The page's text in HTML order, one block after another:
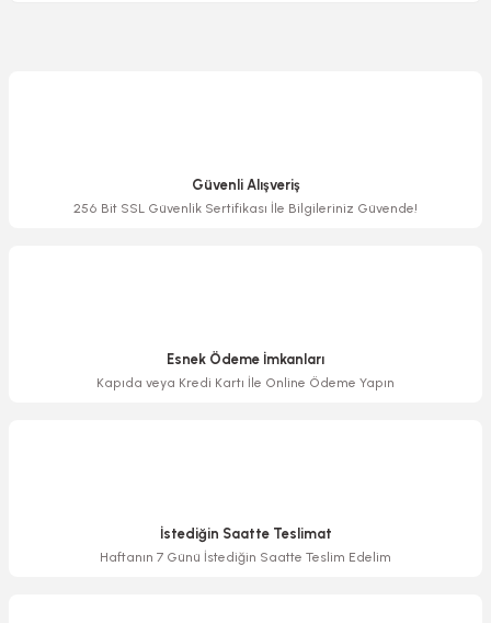
Ürün bilgilerinde hatalar bulunuyor.
Güvenli Alışveriş
256 Bit SSL Güvenlik Sertifikası İle Bilgileriniz Güvende!
Esnek Ödeme İmkanları
Kapıda veya Kredi Kartı İle Online Ödeme Yapın
İstediğin Saatte Teslimat
Haftanın 7 Günü İstediğin Saatte Teslim Edelim